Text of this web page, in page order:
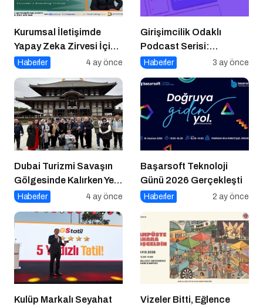
Kurumsal İletişimde
Yapay Zeka Zirvesi İçin
Geri Sayım!
Haberler 4 ay önce
Girişimcilik Odaklı
Podcast Serisi:
Girişimcilerin Büyük
Haberler 3 ay önce
Dubai Turizmi Savaşın
Gölgesinde Kalırken Yeni
Rotalar Belirlendi
Haberler 4 ay önce
Başarsoft Teknoloji
Günü 2026 Gerçekleşti
Haberler 2 ay önce
Kulüp Markalı Seyahat
Vizeler Bitti, Eğlence